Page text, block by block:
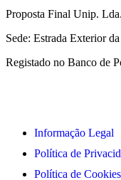
Proposta Final Unip.
Sede: Estrada Exterior
Registado no Banco de
Informação Legal
Política de
Política de Cookies